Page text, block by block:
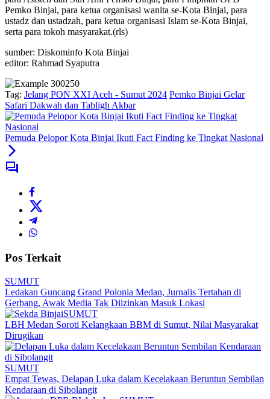
Pemko Binjai, para ketua organisasi wanita se-Kota Binjai, para
ustadz dan ustadzah, para ketua organisasi Islam se-Kota Binjai,
serta para tokoh masyarakat.(rls)
sumber: Diskominfo Kota Binjai
editor: Rahmad Syaputra
Tag: Jelang PON XXI Aceh - Sumut 2024 Pemko Binjai Gelar
Safari Dakwah dan Tabligh Akbar
Pemuda Pelopor Kota Binjai Ikuti Fact Finding ke Tingkat Nasional
Pos Terkait
SUMUT
Ledakan Guncang Grand Polonia Medan, Jurnalis Tertahan di
Gerbang, Awak Media Tak Diizinkan Masuk Lokasi
SUMUT
LBH Medan Soroti Kelangkaan BBM di Sumut, Nilai Masyarakat
Dirugikan
SUMUT
Empat Tewas, Delapan Luka dalam Kecelakaan Beruntun Sembilan
Kendaraan di Sibolangit